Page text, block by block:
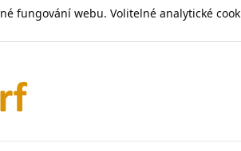
fungování webu. Volitelné analytické